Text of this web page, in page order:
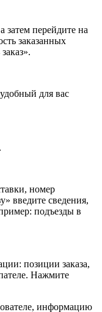
затем перейдите на
заказанных
для вас
номер
введите сведения,
подъезды в
позиции заказа,
Нажмите
информацию